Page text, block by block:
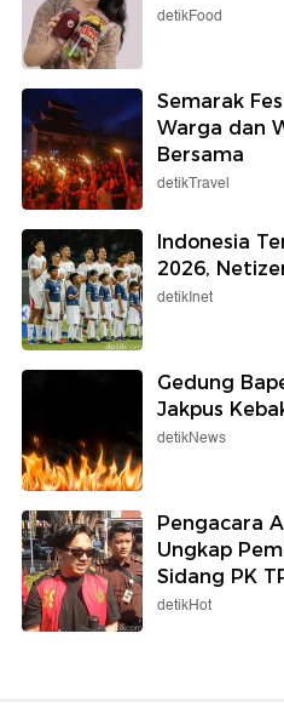
detikFood
Semarak
Warga dan
Bersama
detikTravel
Indonesia
2026,
detikInet
Gedung
Jakpus
detikNews
Pengacara
Ungkap
Sidang PK
detikHot